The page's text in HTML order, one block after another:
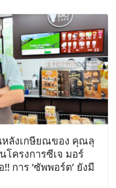
หลังเกษียณของ คุณลุ
ครงการซีเจ มอร์
การ ‘ซัพพอร์ต’ ยังมี